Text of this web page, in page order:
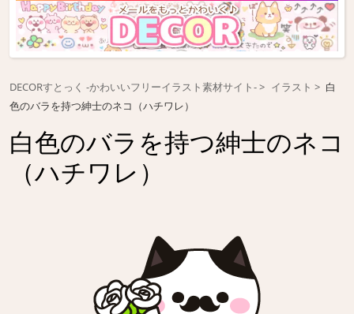
DECORすとっく -かわいいフリーイラスト素材サイト- イラスト
白
色のバラを持つ紳士のネコ（ハチワレ）
白色のバラを持つ紳士のネコ
（ハチワレ）